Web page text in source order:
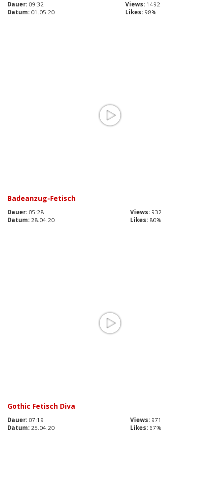
Dauer: 09:32 Views: 1492
Datum: 01.05.20 Likes: 98%
Badeanzug-Fetisch
Dauer: 05:28 Views: 932
Datum: 28.04.20 Likes: 80%
Gothic Fetisch Diva
Dauer: 07:19 Views: 971
Datum: 25.04.20 Likes: 67%